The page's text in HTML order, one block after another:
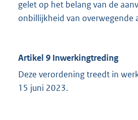
gelet op het belang van de
onbillijkheid van overwegende
Artikel 9 Inwerkingtreding
Deze verordening treedt in
15 juni 2023.